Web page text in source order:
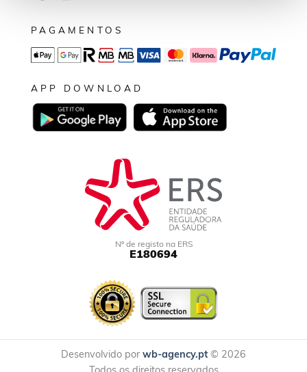
PAGAMENTOS
APP DOWNLOAD
Nº de registo na ERS
E180694
Desenvolvido por wb-agency.pt© 2026